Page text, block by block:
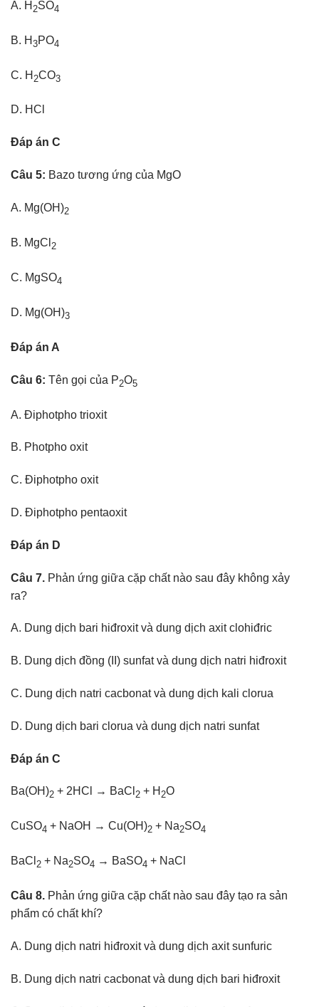
A. H 2SO4
B. H 3PO4
C. H 2CO3
D. HCl
Đáp án C
Câu 5: Bazo tương ứng của MgO
A. Mg(OH)2
B. MgCl 2
C. MgSO4
D. Mg(OH)3
Đáp án A
Câu 6: Tên gọi của P2O5
A. Điphotpho trioxit
B. Photpho oxit
C. Điphotpho oxit
D. Điphotpho pentaoxit
Đáp án D
Câu 7. Phản ứng giữa cặp chất nào sau đây không xảy
ra?
A. Dung dịch bari hiđroxit và dung dịch axit clohiđric
B. Dung dịch đồng (II) sunfat và dung dịch natri hiđroxit
C. Dung dịch natri cacbonat và dung dịch kali clorua
D. Dung dịch bari clorua và dung dịch natri sunfat
Đáp án C
Ba(OH)2 + 2HCl → BaCl 2 + H 2O
CuSO4 + NaOH → Cu(OH)2 + Na2SO4
BaCl 2 + Na2SO4 → BaSO4 + NaCl
Câu 8. Phản ứng giữa cặp chất nào sau đây tạo ra sản
phẩm có chất khí?
A. Dung dịch natri hiđroxit và dung dịch axit sunfuric
B. Dung dịch natri cacbonat và dung dịch bari hiđroxit